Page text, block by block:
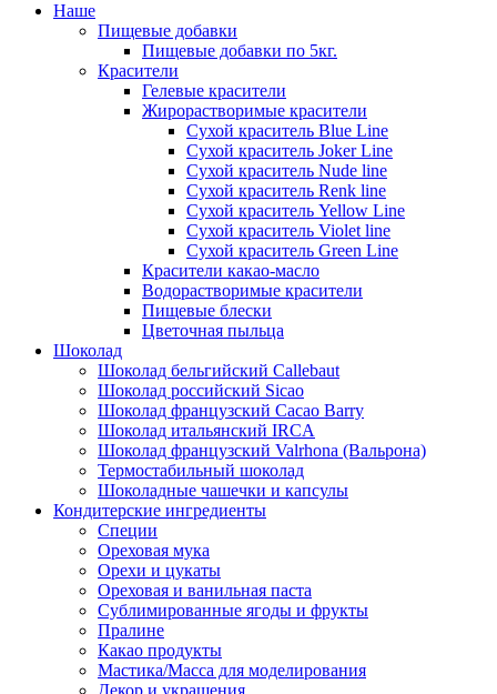
Наше
Пищевые добавки
Пищевые добавки по 5кг.
Красители
Гелевые красители
Жирорастворимые красители
Сухой краситель Blue Line
Сухой краситель Joker Line
Сухой краситель Nude line
Сухой краситель Renk line
Сухой краситель Yellow Line
Сухой краситель Violet line
Сухой краситель Green Line
Красители какао-масло
Водорастворимые красители
Пищевые блески
Цветочная пыльца
Шоколад
Шоколад бельгийский Callebaut
Шоколад российский Sicao
Шоколад французский Cacao Barry
Шоколад итальянский IRCA
Шоколад французский Valrhona (Вальрона)
Термостабильный шоколад
Шоколадные чашечки и капсулы
Кондитерские ингредиенты
Специи
Ореховая мука
Орехи и цукаты
Ореховая и ванильная паста
Сублимированные ягоды и фрукты
Пралине
Какао продукты
Мастика/Масса для моделирования
Декор и украшения